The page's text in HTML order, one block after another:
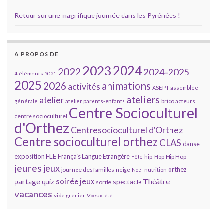
Retour sur une magnifique journée dans les Pyrénées !
A PROPOS DE
4 éléments 2021 2022202320242024-2025
20252026 activités animations ASEPT assemblée
générale atelier atelier parents-enfants ateliers brico acteurs
centre socioculturel Centre Socioculturel
d'Orthez Centresocioculturel d'Orthez
Centre socioculturel orthez CLAS danse
exposition FLE Français Langue Etrangère Fête hip-Hop Hip Hop
jeunes jeux journée des familles neige Noël nutrition orthez
partagequiz soirée jeux sortie spectacle Théâtre
vacances vide grenier Voeux été